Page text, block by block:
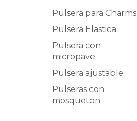
Pulsera para Charms
Pulsera Elastica
Pulsera con
micropave
Pulsera ajustable
Pulseras con
mosqueton